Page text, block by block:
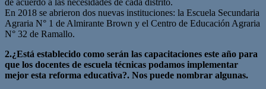
En 2018 se abrieron dos nuevas instituciones: la Escuela Secundaria
Agraria N° 1 de Almirante Brown y el Centro de Educación Agraria
N° 32 de Ramallo.
2.¿Está establecido como serán las capacitaciones este año para
que los docentes de escuela técnicas podamos implementar
mejor esta reforma educativa?. Nos puede nombrar algunas.